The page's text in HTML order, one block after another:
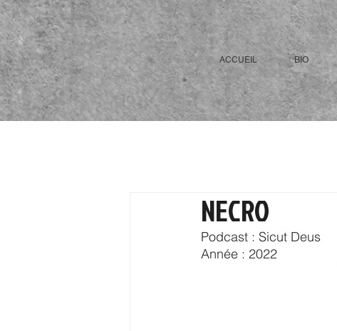
ACCUEIL BIO
NECRO
Podcast : Sicut Deus
Année : 2022